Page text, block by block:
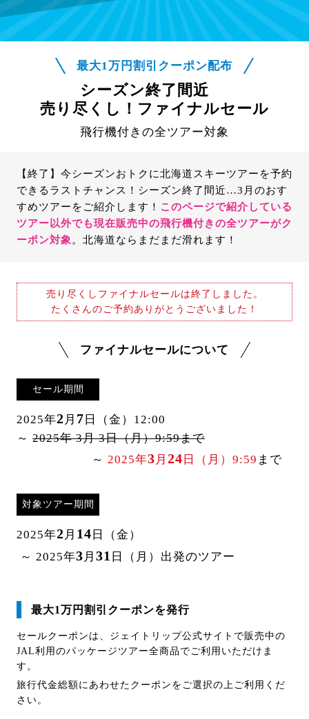
最大1万円割引クーポン配布
シーズン終了間近
売り尽くし！ファイナルセール
飛行機付きの全ツアー対象
【終了】今シーズンおトクに北海道スキーツアーを予約
できるラストチャンス！シーズン終了間近…3月のおす
すめツアーをご紹介します！ このページで紹介している
ツアー以外でも現在販売中の飛行機付きの全ツアーがク
ーポン対象 。北海道ならまだまだ滑れます！
売り尽くしファイナルセールは終了しました。
たくさんのご予約ありがとうございました！
ファイナルセールについて
セール期間
2025年2 月 7 日（金）12:00
～ 2025年 3月 3日（月）9:59まで
～ 2025年3 月 24 日（月）9:59 まで
対象ツアー期間
2025年2 月 14 日（金）
～ 2025年3 月 31 日（月）出発のツアー
最大1万円割引クーポンを発行
セールクーポンは、ジェイトリップ公式サイトで販売中の
JAL利用のパッケージツアー全商品でご利用いただけま
す。
旅行代金総額にあわせたクーポンをご選択の上ご利用くだ
さい。